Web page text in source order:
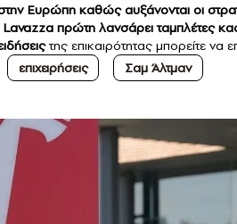
Ευρώπη καθώς αυξάνονται οι
πρώτη λανσάρει ταμπλέτες
της επικαιρότητας μπορείτε να
επιχειρήσεις Σαμ Άλτμαν